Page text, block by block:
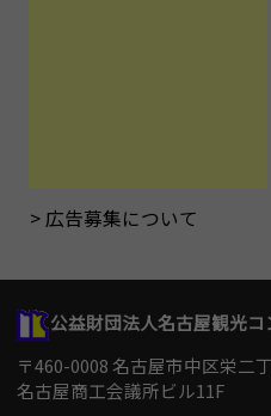
広告募集について
公益財団法人名古屋観光
〒460-0008 名古屋市中区栄二
名古屋商工会議所ビル11F